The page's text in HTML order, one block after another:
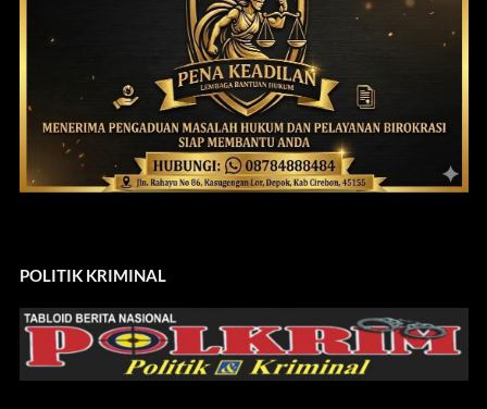
POLITIK KRIMINAL